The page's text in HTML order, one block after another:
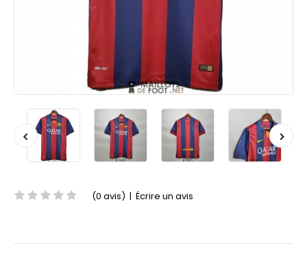
(0 avis) | Écrire un avis